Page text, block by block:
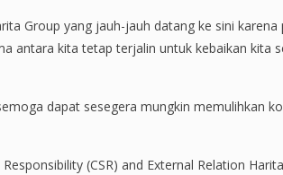
Group yang jauh-jauh datang ke sini karena
antara kita tetap terjalin untuk kebaikan kita
dapat sesegera mungkin memulihkan
(CSR) and External Relation